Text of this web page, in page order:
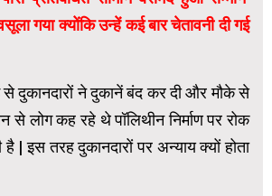
गया क्योंकि उन्हें कई बार चेतावनी दी गई
दुकानदारों ने दुकानें बंद कर दी और मौके से
से लोग कह रहे थे पॉलिथीन निर्माण पर रोक
है | इस तरह दुकानदारों पर अन्याय क्यों होता